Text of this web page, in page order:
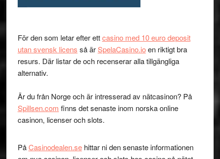
För den som letar efter ettcasino med 10 euro deposit
utan svensk licens så ärSpelaCasino.ioen riktigt bra
resurs. Där listar de och recenserar alla tillgängliga
alternativ.
Är du från Norge och är intresserad av nätcasinon? På
Spillsen.com finns det senaste inom norska online
casinon, licenser och slots.
PåCasinodealen.sehittar ni den senaste informationen